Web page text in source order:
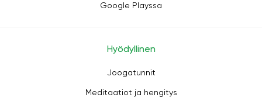
Google Playssa
Hyödyllinen
Joogatunnit
Meditaatiot ja hengitys